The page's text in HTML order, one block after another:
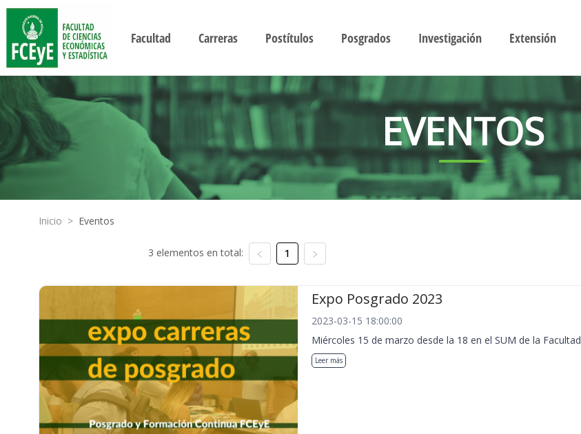
Facultad Carreras Postítulos Posgrados Investigación Extensión
EVENTOS
Inicio > Eventos
3 elementos en total: 1
Expo Posgrado 2023
2023-03-15 18:00:00
Miércoles 15 de marzo desde la 18 en el SUM de la Facultad
Leer más